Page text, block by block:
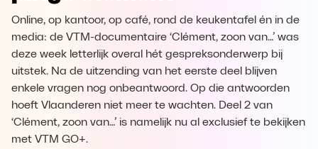
Online, op kantoor, op café, rond de keukentafel én in de
media: de VTM-documentaire ‘Clément, zoon van…’ was
deze week letterlijk overal hét gespreksonderwerp bij
uitstek. Na de uitzending van het eerste deel blijven
enkele vragen nog onbeantwoord. Op die antwoorden
hoeft Vlaanderen niet meer te wachten. Deel 2 van
‘Clément, zoon van…’ is namelijk nu al exclusief te bekijken
met VTM GO+.